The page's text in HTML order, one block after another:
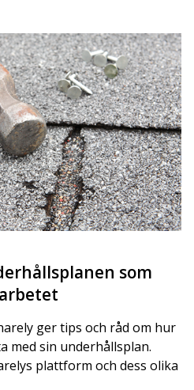
som
ger tips och råd om hur
med sin underhållsplan.
plattform och dess olika